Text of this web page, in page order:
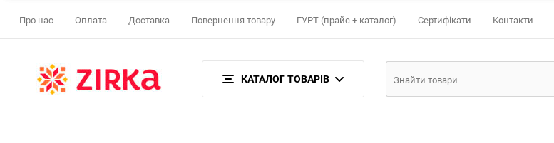
Про нас Оплата Доставка Повернення товару ГУРТ (прайс + каталог) Сертифікати Контакти
КАТАЛОГ ТОВАРІВ